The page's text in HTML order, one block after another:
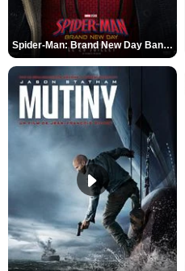
Spider-Man: Brand New Day Bande-annonce VO STFR